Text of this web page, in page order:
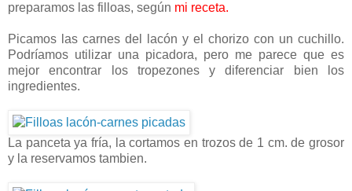
preparamos las filloas, según mi receta.
Picamos las carnes del lacón y el chorizo con un cuchillo.
Podríamos utilizar una picadora, pero me parece que es
mejor encontrar los tropezones y diferenciar bien los
ingredientes.
La panceta ya fría, la cortamos en trozos de 1 cm. de grosor
y la reservamos tambien.